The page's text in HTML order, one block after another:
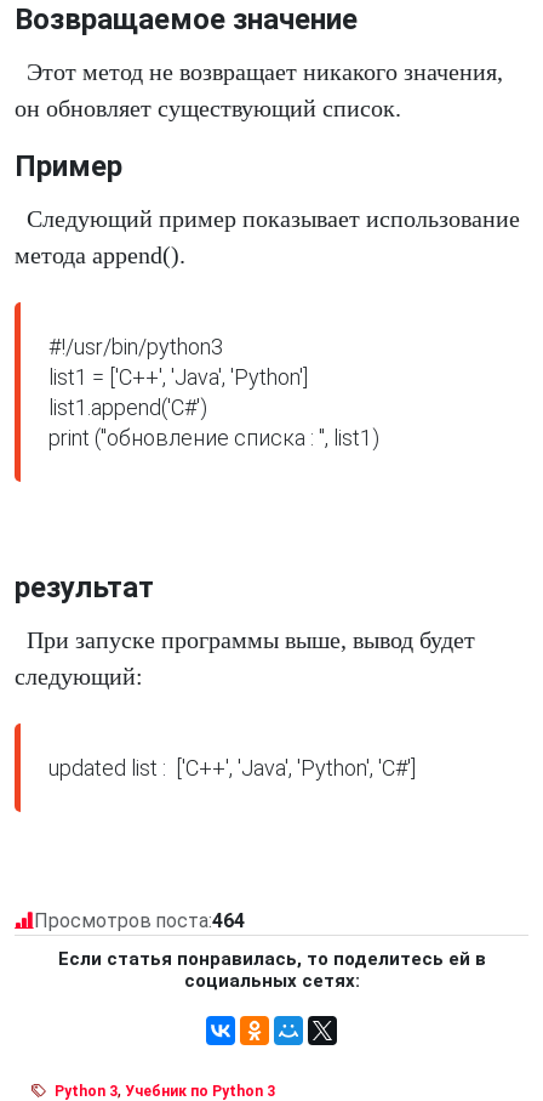
Возвращаемое значение
Этот метод не возвращает никакого значения,
он обновляет существующий список.
Пример
Следующий пример показывает использование
метода append().
#!/usr/bin/python3
list1 = ['C++', 'Java', 'Python']
list1.append('C#')
print ("обновление списка : ", list1)
результат
При запуске программы выше, вывод будет
следующий:
Просмотров поста:464
Если статья понравилась, то поделитесь ей в
социальных сетях:
Python 3, Учебник по Python 3